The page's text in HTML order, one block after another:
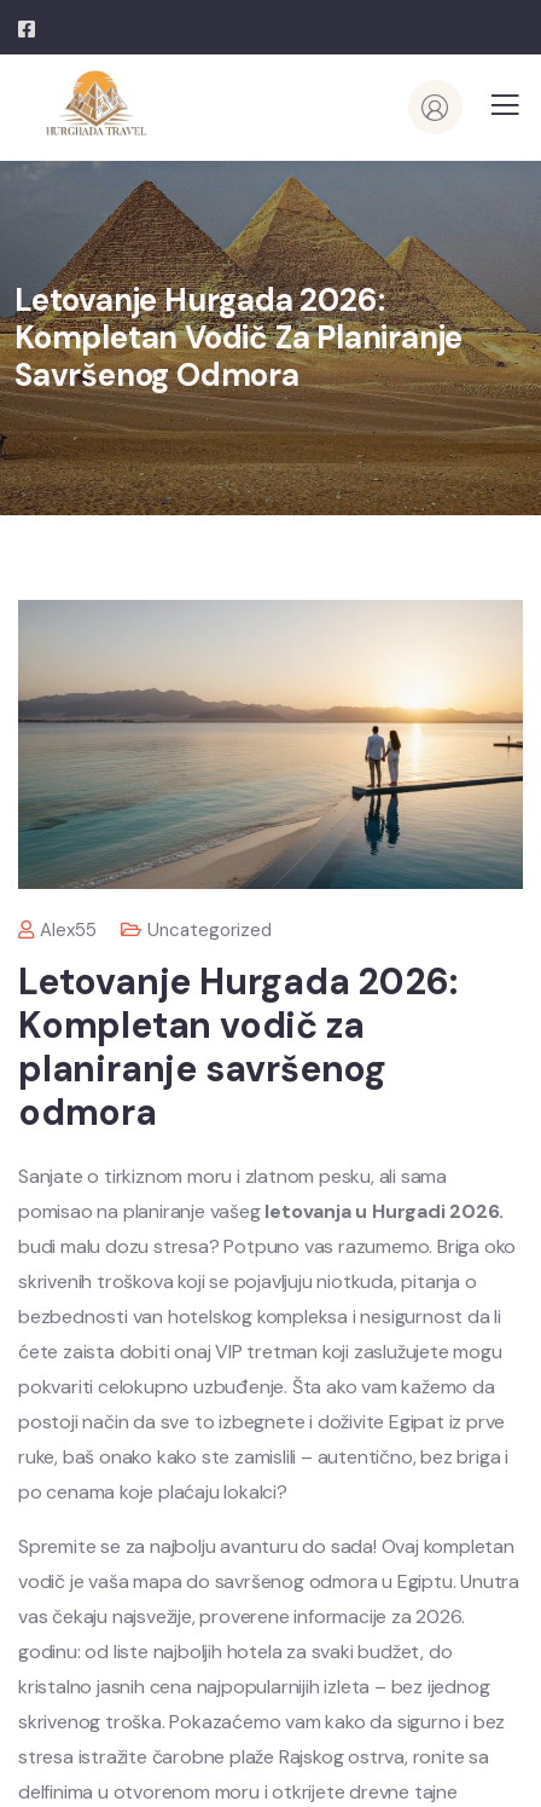
Letovanje Hurgada 2026:
Kompletan Vodič Za Planiranje
Savršenog Odmora
Alex55 Uncategorized
Letovanje Hurgada 2026:
Kompletan vodič za
planiranje savršenog
odmora
Sanjate o tirkiznom moru i zlatnom pesku, ali sama
pomisao na planiranje vašegletovanja u Hurgadi 2026.
budi malu dozu stresa? Potpuno vas razumemo. Briga oko
skrivenih troškova koji se pojavljuju niotkuda, pitanja o
bezbednosti van hotelskog kompleksa i nesigurnost da li
ćete zaista dobiti onaj VIP tretman koji zaslužujete mogu
pokvariti celokupno uzbuđenje. Šta ako vam kažemo da
postoji način da sve to izbegnete i doživite Egipat iz prve
ruke, baš onako kako ste zamislili – autentično, bez briga i
po cenama koje plaćaju lokalci?
Spremite se za najbolju avanturu do sada! Ovaj kompletan
vodič je vaša mapa do savršenog odmora u Egiptu. Unutra
vas čekaju najsvežije, proverene informacije za 2026.
godinu: od liste najboljih hotela za svaki budžet, do
kristalno jasnih cena najpopularnijih izleta – bez ijednog
skrivenog troška. Pokazaćemo vam kako da sigurno i bez
stresa istražite čarobne plaže Rajskog ostrva, ronite sa
delfinima u otvorenom moru i otkrijete drevne tajne